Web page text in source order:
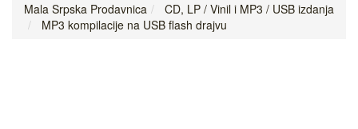
Mala Srpska Prodavnica
CD, LP / Vinil i MP3 / USB izdanja
MP3 kompilacije na USB flash drajvu